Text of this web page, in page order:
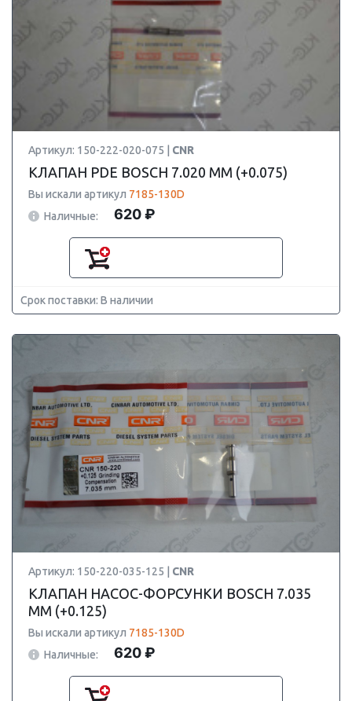
Артикул: 150-222-020-075 | CNR
КЛАПАН PDE BOSCH 7.020 ММ (+0.075)
Вы искали артикул 7185-130D
Наличные:
620 ₽
Срок поставки: В наличии
Артикул: 150-220-035-125 | CNR
КЛАПАН НАСОС-ФОРСУНКИ BOSCH 7.035
ММ (+0.125)
Вы искали артикул 7185-130D
Наличные:
620 ₽